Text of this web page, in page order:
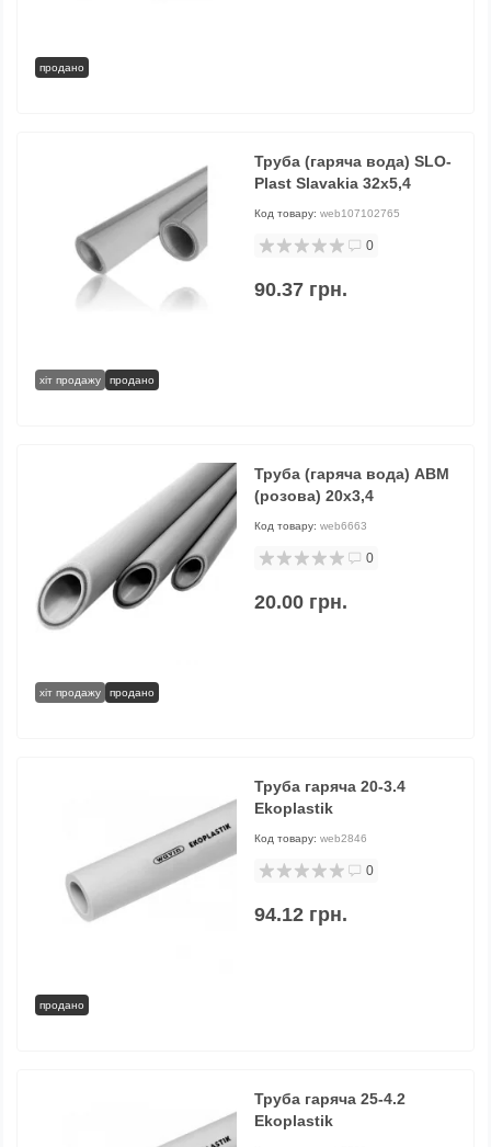
продано
хіт продажу продано
Труба (гаряча вода) SLO-
Plast Slavakia 32х5,4
Код товару: web107102765
0
90.37 грн.
хіт продажу продано
Труба (гаряча вода) АВМ
(розова) 20х3,4
Код товару: web6663
0
20.00 грн.
продано
Труба гаряча 20-3.4
Ekoplastik
Код товару: web2846
0
94.12 грн.
Труба гаряча 25-4.2
Ekoplastik